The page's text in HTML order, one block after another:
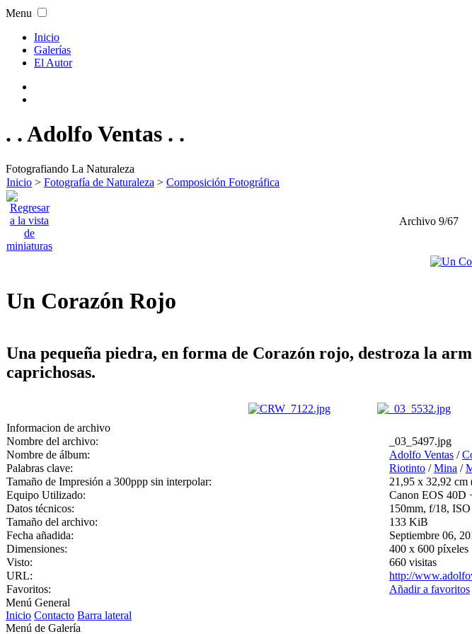
Menu
Inicio
Galerías
El Autor
. . Adolfo Ventas . .
Fotografiando La Naturaleza
Inicio > Fotografía de Naturaleza > Composición Fotográfica
Archivo 9/67
Un Corazón Rojo
Una pequeña piedra, en forma de Corazón rojo, destroza la
caprichosas.
Informacion de archivo
Nombre del archivo:
_03_5497.jpg
Nombre de álbum:
Adolfo Ventas /
Palabras clave:
Riotinto /Mina /
Tamaño de Impresión a 300ppp sin interpolar:
21,95 x 32,92
Equipo Utilizado:
Canon EOS 40D
Datos técnicos:
150mm, f/18,
Tamaño del archivo:
133 KiB
Fecha añadida:
Septiembre 06,
Dimensiones:
400 x 600 píxeles
Visto:
660 visitas
URL:
http://
Favoritos:
Añadir a favoritos
Menú General
Inicio Contacto Barra lateral
Menú de Galería